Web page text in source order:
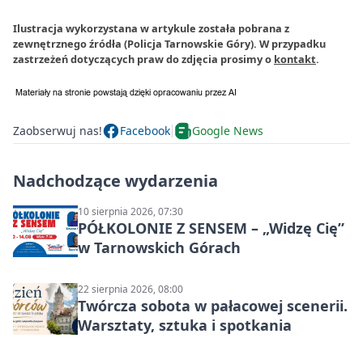
Ilustracja wykorzystana w artykule została pobrana z
zewnętrznego źródła (Policja Tarnowskie Góry). W przypadku
zastrzeżeń dotyczących praw do zdjęcia prosimy o kontakt.
Zaobserwuj nas! Facebook Google News
Nadchodzące wydarzenia
10 sierpnia 2026, 07:30
PÓŁKOLONIE Z SENSEM – „Widzę Cię”
w Tarnowskich Górach
22 sierpnia 2026, 08:00
Twórcza sobota w pałacowej scenerii.
Warsztaty, sztuka i spotkania